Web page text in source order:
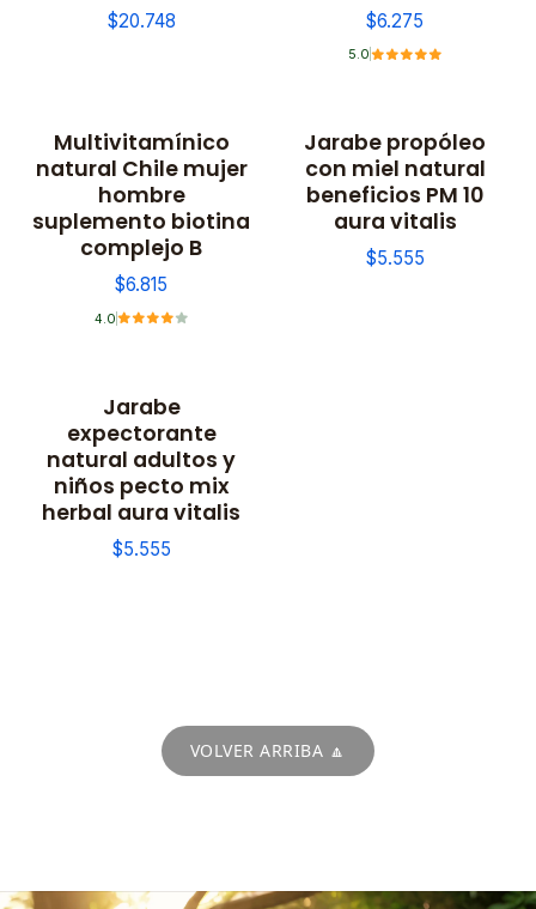
$20.748 $6.275
5.0
Multivitamínico
natural Chile mujer
hombre
suplemento biotina
complejo B
$6.815
4.0
Jarabe propóleo
con miel natural
beneficios PM 10
aura vitalis
$5.555
Jarabe
expectorante
natural adultos y
niños pecto mix
herbal aura vitalis
$5.555
VOLVER ARRIBA 🔼